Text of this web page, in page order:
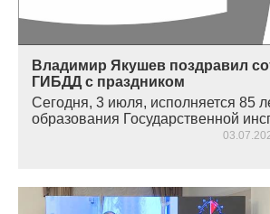
Владимир Якушев поздравил
ГИБДД с праздником
Сегодня, 3 июля, исполняется 85
образования Государственной